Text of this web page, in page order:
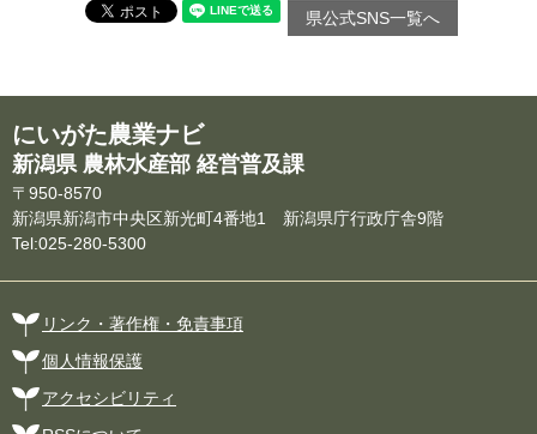
県公式SNS一覧へ
にいがた農業ナビ
新潟県 農林水産部 経営普及課
〒950-8570
新潟県新潟市中央区新光町4番地1 新潟県庁行政庁舎9階
Tel:025-280-5300
リンク・著作権・免責事項
個人情報保護
アクセシビリティ